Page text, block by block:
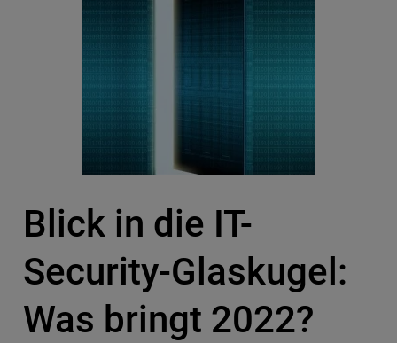
Blick in die IT-
Security-Glaskugel:
Was bringt 2022?